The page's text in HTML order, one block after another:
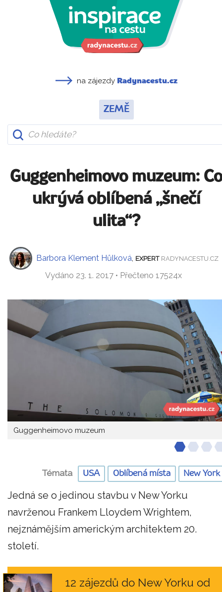
na zájezdy Radynacestu.cz
ZEMĚ
Guggenheimovo muzeum:
ukrývá oblíbená „šnečí
ulita“?
Barbora Klement Hůlková EXPERT RADYNACESTU.CZ
Vydáno 23. 1. 2017 • Přečteno 17524x
Guggenheimovo muzeum
Témata USA Oblíbená místa New York
Jedná se o jedinou stavbu v New Yorku
navrženou Frankem Lloydem Wrightem,
nejznámějším americkým architektem 20.
století.
12 zájezdů do New Yorku od